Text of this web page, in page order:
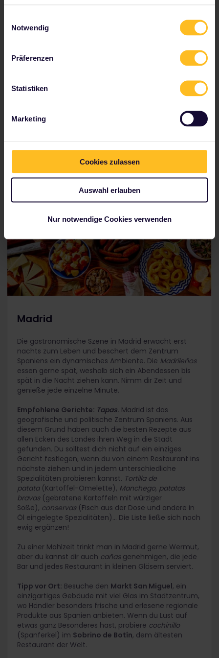
Notwendig
Präferenzen
Statistiken
Marketing
Cookies zulassen
Auswahl erlauben
Nur notwendige Cookies verwenden
nächsten Stop auf deiner Route, kannst du
optional in
flamenquín
(eine frittierte Rolle aus Schinken
Cordon Bleu erinnert) verspeisen und die
von Córdoba besuchen,
Madrid
Die gastronomische Szene in Madrid erwacht erst
nachts zum Leben und beschert dem Zentrum
Spaniens ein dynamisches Ambiente. Die Madrileños
essen gerne spät, weshalb sich ein Abendessen bis
spät in die Nacht ziehen kann. Nimm dir Zeit und
genieße jede einzelne Minute.
Empfohlene Gerichte: Tapas. Madrid ist das
geografische und politische Zentrum Spaniens. Aus
diesem Grund haben auch die besten Rezepte aus
allen Ecken des Landes ihren Weg in die Stadt
gefunden. Du solltest dich nicht auf ein einziges
Gericht festlegen, wenn du von einem Restaurant ins
nächste ziehen und in jedem unterschiedliche
Spezialitäten probieren kannst. Tortilla de
patata(Kartoffel-Omelette), Manchego, patatas
bravas(gebratene Kartoffeln mit würziger
Soße), conservas(Fisch aus der Dose und andere in
Öl eingelegte Spezialitäten)... Die Liste ließe sich noch
ewig ergänzen!
Zu einer Mahlzeit trinkt man in Madrid gerne Wermut,
aber du kannst dir auch cañasgenehmigen, die jede
Bar und jedes Restaurant in kleinen Gläsern serviert.
Tipp vor Ort: Besuche den Markt San Miguel, ein
einzigartiges Gebäude mit viel Glas im Stadtzentrum,
wo Händler besonders frische und erlesene regionale
Produkte aus Spanien anbieten. Wenn du Lust auf
etwas ganz Besonderes hast, probiere cochinillo
(Spanferkel) im Sobrino de Botín, dem ältesten
Restaurant der Welt.